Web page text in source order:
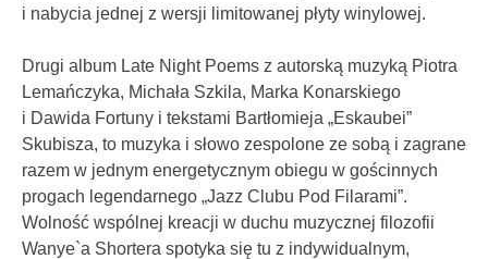
i nabycia jednej z wersji limitowanej płyty winylowej.
Drugi album Late Night Poems z autorską muzyką Piotra
Lemańczyka, Michała Szkila, Marka Konarskiego
i Dawida Fortuny i tekstami Bartłomieja „Eskaubei”
Skubisza, to muzyka i słowo zespolone ze sobą i zagrane
razem w jednym energetycznym obiegu w gościnnych
progach legendarnego „Jazz Clubu Pod Filarami”.
Wolność wspólnej kreacji w duchu muzycznej filozofii
Wanye`a Shortera spotyka się tu z indywidualnym,